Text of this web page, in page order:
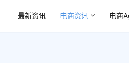
最新资讯 电商资讯 电商